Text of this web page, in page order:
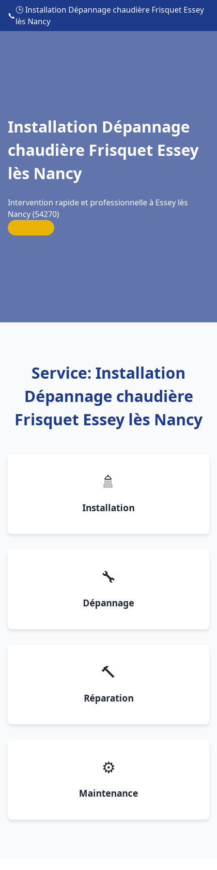
📞
🕒 Installation Dépannage chaudière Frisquet Essey
lès Nancy
Installation Dépannage
chaudière Frisquet Essey
lès Nancy
Intervention rapide et professionnelle à Essey lès
Nancy (54270)
Service: Installation
Dépannage chaudière
Frisquet Essey lès Nancy
🚿
Installation
🔧
Dépannage
🔨
Réparation
⚙️
Maintenance